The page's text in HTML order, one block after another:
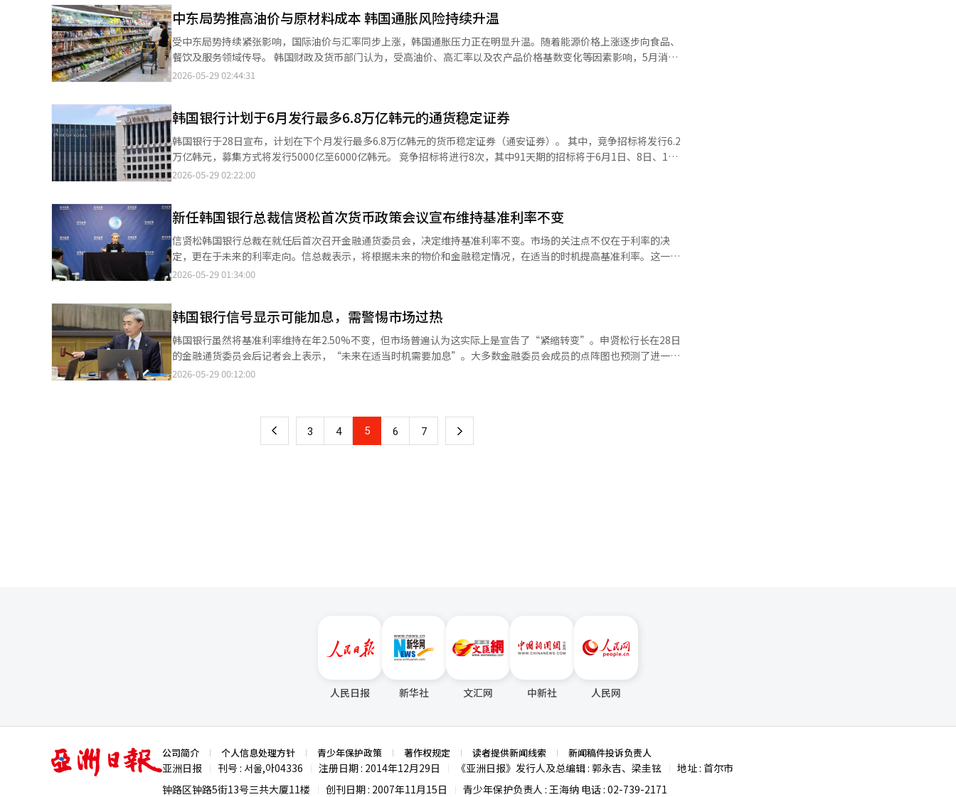
的“干部会谈”。 民主党与进步党就乌尔桑市长候选人达成一致 在6月3日的乌尔桑市长选举提前投票前一天，28
日，执政的民主党与进步党达成一致，将乌尔桑市长候选人确定为民主党候选人金相旭。 金相旭候选人与进步党候选
人金钟勋于当天下午5时50分在乌尔桑选举管理委员会前召开联合记者会，公布了单一候选人的初选民调结果。 当
天，两位候选人各自选择的民调机构利用安心号码进行了民调，结果金相旭被确定为两党的单一候选人。 在初选中落
败的金钟勋候选人对此结果表示接受，并在结果公布前向乌尔桑选举管理委员会提交了候选人辞退书。 金相旭候选人
相旭候选人提出了“防止逆向选择条款缺失”的问题，宣布中止初选，面临流产危机。随后，金相旭候选人提出在确
保特定势力的组织性干预被阻止的安全措施的条件下重新进行初选，金钟勋候选人于27日接受了这一提议，重新进行
了初选。※ 本报道经人工智能（AI）系统翻译与编辑。
都将超过目标水平。 经常账户盈余规模的预期也大幅上调。韩国银行预计今年经常账户盈余为2500亿美元，明年为
1900亿美元。此前在2月份的预期为今年1700亿美元，明年1400亿美元。韩国银行认为，尽管今年国际油价上涨将
增加能源进口负担，但半导体出口的增长将抵消这一影响，从而使商品贸易顺差规模扩大。 ※ 本报道经人工智能
（AI）系统翻译与编辑。
行长指出：“中东战争将使今年的增长率降低约0.4个百分点，但预计强劲的半导体经济和随之而来的IT出口增长将
使增长率提高0.7个百分点。”他补充说：“政府的追加预算和股市的繁荣也将通过消费和投资的增加分别提高0.2个
百分点和0.1个百分点。” 在韩国银行分析的半导体经济“乐观情景”中，预计半导体出口量将扩大至20%中期，并
在明年保持在10%中期的高水平，从而使国内增长率今年提高0.5个百分点，明年提高0.3个百分点。在这种情况下，
经济增长率将超过3%。然而，在半导体出口量增长率今年放缓至10%中期的“悲观情景”下，预计今年的增长率将
来解释。在此期间，日本长期利率上升，经常账户盈余创历史新高，而当局的市场干预警惕也依然存在。这三者本应
是支撑日元的因素，但日元却持续贬值，市场关注的焦点转向了“为何阻止日元贬值的因素未能发挥作用”。 首先引
人注目的是长期利率与日元的背离。通常国债利率上升会提高该货币的投资吸引力，但近期日本长期利率上升并未带
动日元买入。日经新闻指出，过去一年美日长期利率差距缩小，但日元贬值趋势依然持续。市场认为，日本长期利率
的上升反映的是财政风险和日本银行在应对物价方面滞后的担忧，而非经济复苏或货币政策正常化的信号。 即使是同
但如果被解读为“持有日本国债需要更高的回报”，则可能被视为对日本资产的不安。目前市场更倾向于后者的解
读，因此即使日本国债利率上升，海外资金也难以积极购买日本国债和日元。 还有一个使日元贬值更难以解释的数字
是日本的对外收支。瑞穗银行首席市场经济学家唐川大辅最近分析称，2025年度日本的经常账户盈余达到34兆5218
亿日元，连续三年创下历史新高，贸易收支也在五年后重新转为盈余。从统计数据来看，日元贬值的理由似乎并不充
分。 然而，在外汇市场上，重要的不是统计上的盈余，而是实际日元买入的资金流动。如果海外赚取的美元未能兑换
年1至3月日本的经常账户盈余为9兆5452亿日元，但如果剔除未能转化为实际日元买入的海外再投资收益，现金流动
的盈余仅为约1兆6000亿日元。 问题在于未来原油价格可能再次上涨。即使经常账户盈余创下历史新高，日元依然未
能摆脱贬值，如果原油价格上涨，原本支撑对外收支的贸易盈余也可能受到冲击。唐川经济学家分析称，去年日本贸
易收支转为盈余的背景是原油价格下跌。中东局势不稳导致高价原油进口负担加重，贸易收支可能随着时间推移再次
恶化，从而加大日元的卖出压力。 再次进行市场干预？ 剩下的安全网是当局的市场干预可能性。随着日元再次逼近
也回暖。在这种环境下，即使干预使日元短暂走强，借入日元投资于美元等高收益资产的日元套利交易也会重新启
动，从而再次施加日元的卖出压力。日经新闻也指出，如果干预使日元反弹，日元套利交易等长期的日元卖出行为可
能会迅速扩散，重新加大日元贬值压力。因此，市场普遍认为，即使日本银行在6月加息，如果之后未能明确表示进
一步加息的意愿，难以遏制日元套利交易，日元走强的效果也将受到限制。 最终，这三种趋势汇聚到一个点上。长期
利率上升、创历史新高的经常账户盈余、当局的市场干预可能性，均未被视为积极买入日元的理由。利率面临财政和
闻指出，日本10年期国债利率本月一度升至2.8%，为29年半以来的高位，已经处于不稳定状态。 日本银行将在下个
月的货币政策决策会议上讨论是否进一步加息以及国债购买缩减计划。为了防止长期利率急剧上升，如果放缓国债购
中东局势推高油价与原材料成本 韩国通胀风险持续升温
受中东局势持续紧张影响，国际油价与汇率同步上涨，韩国通胀压力正在明显升温。随着能源价格上涨逐步向食品、
餐饮及服务领域传导。 韩国财政及货币部门认为，受高油价、高汇率以及农产品价格基数变化等因素影响，5月消费
者物价涨幅可能扩大至3%左右。这意味着通胀水平或时隔约两年再次逼近3%。 国际油价上涨已开始从生产端向消
速推高企业生产成本。 随着原材料与物流成本增加，加工食品、外卖、餐饮等价格后续也面临上涨压力。韩国4月国
内供应物价指数环比上涨5.2%，其中原材料价格上涨28.5%，输入型通胀风险进一步扩大。 与此同时，国际食品原
材料价格也在持续走高。联合国粮农组织（FAO）数据显示，4月全球食品价格指数环比上涨1.6%，其中植物油价格
指数大涨5.9%，创下2022年7月以来最高水平。市场担忧，食用油价格上涨可能进一步推高方便面、零食、面包、炸
鸡等加工食品价格。 韩元贬值同样加剧韩国进口成本压力。由于韩国原油、粮食及主要工业原材料高度依赖进口，且
成本负担持续扩大，未来相关压力或继续向汽油、加工食品及外食价格传导。 为稳定物价，韩国政府近期已扩大农畜
水产品折扣补贴，并增加部分进口产品供应。不过，市场普遍认为，若国际油价持续维持高位，韩国消费者物价涨幅
重新逼近3%的可能性仍在上升。
2026-05-29 02:44:31
韩国银行计划于6月发行最多6.8万亿韩元的通货稳定证券
韩国银行于28日宣布，计划在下个月发行最多6.8万亿韩元的货币稳定证券（通安证券）。 其中，竞争招标将发行6.2
万亿韩元，募集方式将发行5000亿至6000亿韩元。 竞争招标将进行8次，其中91天期的招标将于6月1日、8日、15
日、22日和29日进行，1年期（10日）和2年期（4日）、3年期（17日）各进行1次。募集招标定于24日进行。 中途
2026-05-29 02:22:00
新任韩国银行总裁信贤松首次货币政策会议宣布维持基准利率不变
信贤松韩国银行总裁在就任后首次召开金融通货委员会，决定维持基准利率不变。市场的关注点不仅在于利率的决
定，更在于未来的利率走向。信总裁表示，将根据未来的物价和金融稳定情况，在适当的时机提高基准利率。这一决
定被视为“鹰派”的维持，向市场传递了货币紧缩的信号。考虑到当前韩国经济的现实，这一做法符合中央银行的本
利率的调整条件已趋向于加息。韩国则需同时应对超出预期的经济增长、家庭债务、房地产市场和汇率波动等多重风
险。因此，信总裁传达的首个信息显得尤为重要。他明确表示：“考虑因素相互冲突，陷入困境是最困难的，但这次
例外的是，物价、增长、汇率和房地产的方向是明确的。”这表明，尽管存在多重风险，所有指标都指向“加息”这
一共同目标。近期，韩国经济表面上因半导体繁荣和出口复苏而呈现出相对良好的增长态势。然而，深入分析后发
现，内部充满了冷空气。首都圈的房地产价格再次波动，家庭贷款的增长趋势也不容小觑。中东战争导致国际油价上
减少市场不确定性的信号。由于中东战争的影响，加息的论调在市场上占据主导地位，利率也随之飙升。在像韩国这
样资产市场和家庭债务对经济整体产生影响的结构中，中央银行的温和态度往往会加剧问题。信总裁的此次发言使得
2026-05-29 01:34:00
韩国银行信号显示可能加息，需警惕市场过热
韩国银行虽然将基准利率维持在年2.50%不变，但市场普遍认为这实际上是宣告了“紧缩转变”。申贤松行长在28日
的金融通货委员会后记者会上表示，“未来在适当时机需要加息”。大多数金融委员会成员的点阵图也预测了进一步
加息，部分委员甚至提出了立即加息的少数意见。市场普遍认为7月加息已成定局。几个月前，市场的关注点还在于
济形势。这意味着物价、增长和金融稳定这三个货币政策目标都指向了紧缩的必要性。事实上，最近首都圈房地产市
场再次活跃，股市也面临过热的担忧。市场流动性迅速流向风险资产的现象也十分明显。问题在于市场氛围。尽管加
息的可能性增加，但资产市场各处仍然存在乐观情绪。尤其是杠杆ETF和衍生品市场上，个人资金大量涌入的现象令
2026-05-29 00:12:00
上 3 4 5 6 7 下
人民日报 新华社 文汇网 中新社 人民网
亚
洲
日
公司简介 个人信息处理方针 青少年保护政策 著作权规定 读者提供新闻线索 新闻稿件投诉负责人
亚洲日报 刊号 : 서울,아04336 注册日期 : 2014年12月29日 《亚洲日报》发行人及总编辑 : 郭永吉、梁圭铉
地址 : 首尔市
钟路区钟路5街13号三共大厦11楼
创刊日期 : 2007年11月15日 青少年保护负责人 : 王海纳 电话 : 02-739-2171